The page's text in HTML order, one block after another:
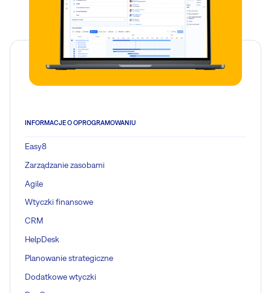
INFORMACJE O OPROGRAMOWANIU
Easy8
Zarządzanie zasobami
Agile
Wtyczki finansowe
CRM
HelpDesk
Planowanie strategiczne
Dodatkowe wtyczki